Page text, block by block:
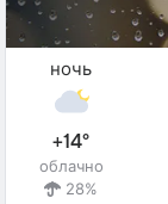
ночь
+14°
облачно
28%